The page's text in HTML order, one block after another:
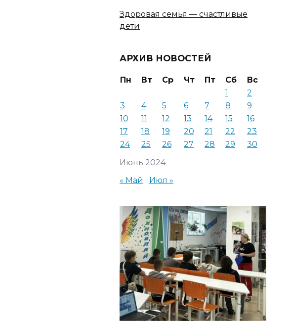
Здоровая семья — счастливые
дети
АРХИВ НОВОСТЕЙ
Июнь 2024
Пн Вт Ср Чт Пт Сб
Вс
1
2
3
4 5 6 7 8
9
10
11 12 13 14 15
16
17
18 19 20 21 22
23
24
25 26 27 28 29 30
« Май Июл »